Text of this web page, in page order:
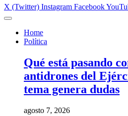
X (Twitter) Instagram Facebook
Home
Política
Qué está pasando
antidrones del
tema genera dudas
agosto 7, 2026